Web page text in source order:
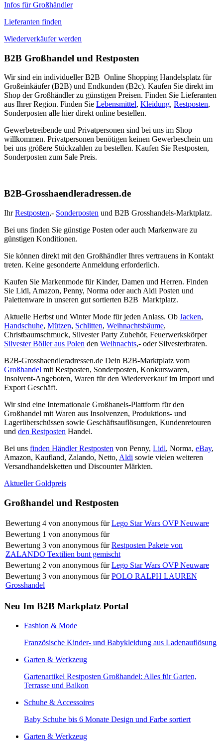
Infos für Großhändler
Lieferanten finden
Wiederverkäufer werden
B2B Großhandel und Restposten
Wir sind ein individueller B2B Online Shopping Handelsplatz für
Großeinkäufer (B2B) und Endkunden (B2c). Kaufen Sie direkt im
Shop der Großhändler zu günstigen Preisen. Finden Sie Lieferanten
aus Ihrer Region. Finden Sie Lebensmittel, Kleidung, Restposten,
Sonderposten alle hier direkt online bestellen.
Gewerbetreibende und Privatpersonen sind bei uns im Shop
willkommen. Privatpersonen benötigen keinen Gewerbeschein um
bei uns größere Stückzahlen zu bestellen. Kaufen Sie Restposten,
Sonderposten zum Sale Preis.
B2B-Grosshaendleradressen.de
IhrRestposten,- Sonderposten und B2B Grosshandels-Marktplatz.
Bei uns finden Sie günstige Posten oder auch Markenware zu
günstigen Konditionen.
Sie können direkt mit den Großhändler Ihres vertrauens in Kontakt
treten. Keine gesonderte Anmeldung erforderlich.
Kaufen Sie Markenmode für Kinder, Damen und Herren. Finden
Sie Lidl, Amazon, Penny, Norma oder auch Aldi Posten und
Palettenware in unseren gut sortierten B2B Marktplatz.
Aktuelle Herbst und Winter Mode für jeden Anlass. Ob Jacken,
Handschuhe, Mützen, Schlitten, Weihnachtsbäume,
Christbaumschmuck, Silvester Party Zubehör, Feuerwerkskörper
Silvester Böller aus Polen den Weihnachts,- oder Silvesterbraten.
B2B-Grosshaendleradressen.de Dein B2B-Marktplatz vom
Großhandel mit Restposten, Sonderposten, Konkurswaren,
Insolvent-Angeboten, Waren für den Wiederverkauf im Import und
Export Geschäft.
Wir sind eine Internationale Großhanels-Plattform für den
Großhandel mit Waren aus Insolvenzen, Produktions- und
Lagerüberschüssen sowie Geschäftsauflösungen, Kundenretouren
und den Restposten Handel.
Bei uns finden Händler Restposten von Penny, Lidl, Norma, eBay,
Amazon, Kaufland, Zalando, Netto, Aldi sowie vielen weiteren
Versandhandelsketten und Discounter Märkten.
Aktueller Goldpreis
Großhandel und Restposten
Bewertung 4 von anonymous für Lego Star Wars OVP Neuware
Bewertung 1 von anonymous für
Bewertung 3 von anonymous für Restposten Pakete von
ZALANDO Textilien bunt gemischt
Bewertung 2 von anonymous für Lego Star Wars OVP Neuware
Bewertung 3 von anonymous für POLO RALPH LAUREN
Grosshandel
Neu Im B2B Markplatz Portal
Fashion & Mode
Französische Kinder- und Babykleidung aus Ladenauflösung
Garten & Werkzeug
Gartenartikel Restposten Großhandel: Alles für Garten,
Terrasse und Balkon
Schuhe & Accessoires
Baby Schuhe bis 6 Monate Design und Farbe sortiert
Garten & Werkzeug